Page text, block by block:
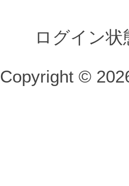
ログイン
Copyright ©